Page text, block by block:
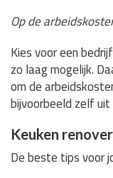
Op de
Kies voor een
zo laag mogelijk.
om de
bijvoorbeeld zelf
Keuken
De beste tips voor